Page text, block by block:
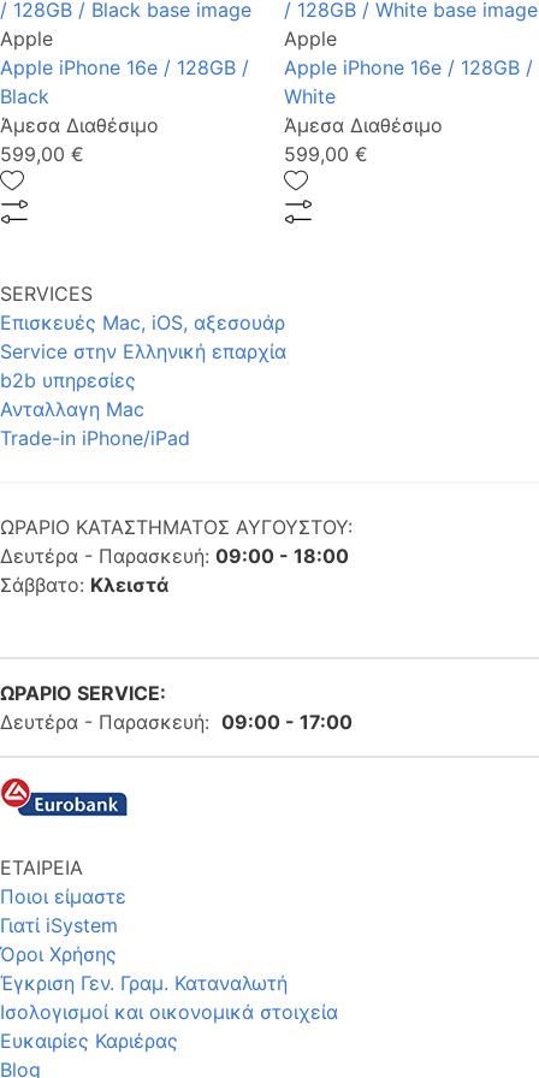
Apple
Apple iPhone 16e / 128GB /
Black
Άμεσα Διαθέσιμο
599,00 €
Apple
Apple iPhone 16e / 128GB /
White
Άμεσα Διαθέσιμο
599,00 €
SERVICES
Επισκευές Mac, iOS, αξεσουάρ
Service στην Eλληνική επαρχία
b2b υπηρεσίες
Ανταλλαγη Mac
Trade-in iPhone/iPad
ΩΡΑΡΙΟ ΚΑΤΑΣΤΗΜΑΤΟΣ ΑΥΓΟΥΣΤΟΥ:
Δευτέρα - Παρασκευή: 09:00 - 18:00
Σάββατο: Κλειστά
ΩΡΑΡΙΟ SERVICE:
Δευτέρα - Παρασκευή: 09:00 - 17:00
ΕΤΑΙΡΕΙΑ
Ποιοι είμαστε
Γιατί iSystem
Όροι Χρήσης
Έγκριση Γεν. Γραμ. Καταναλωτή
Ισολογισμοί και οικονομικά στοιχεία
Ευκαιρίες Καριέρας
Blog